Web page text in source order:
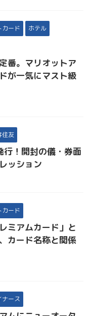
カード ホテル
番。マリオットア
が一気にマスト級
住友
！開封の儀・券面
ッション
カード
ミアムカード」と
カード名称と関係
ナース